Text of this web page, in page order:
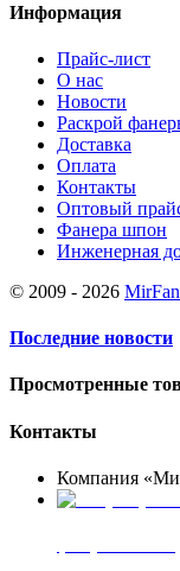
Информация
Прайс-лист
О нас
Новости
Раскрой
Доставка
Оплата
Контакты
Оптовый
Фанера шпон
Инженерная
© 2009 - 2026
Последние новости
Просмотренные
Контакты
Компания